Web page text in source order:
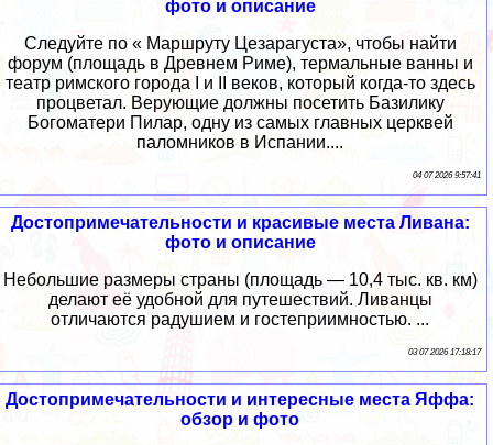
фото и описание
Следуйте по « Маршруту Цезарагуста», чтобы найти
форум (площадь в Древнем Риме), термальные ванны и
театр римского города I и II веков, который когда-то здесь
процветал. Верующие должны посетить Базилику
Богоматери Пилар, одну из самых главных церквей
паломников в Испании....
04 07 2026 9:57:41
Достопримечательности и красивые места Ливана:
фото и описание
Небольшие размеры страны (площадь — 10,4 тыс. кв. км)
делают её удобной для путешествий. Ливанцы
отличаются радушием и гостеприимностью. ...
03 07 2026 17:18:17
Достопримечательности и интересные места Яффа:
обзор и фото